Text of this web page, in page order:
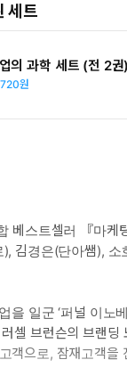
세트
의 과학 세트 (전 2권)
원
베스트셀러 『마케
김경은(단아쌤),
을 일군 ‘퍼널 이노
셀 브런슨의 브랜딩
객으로, 잠재고객을